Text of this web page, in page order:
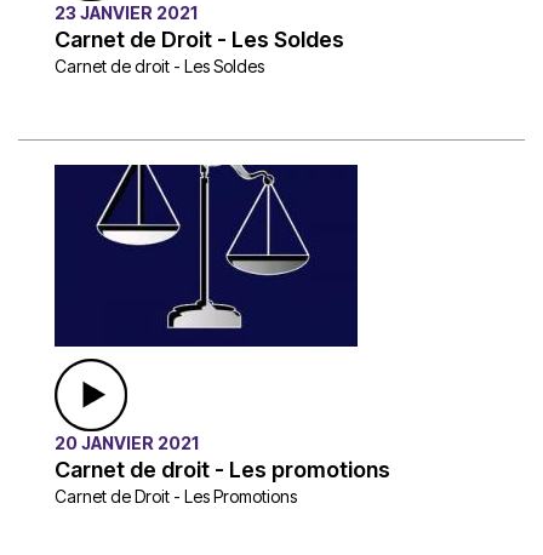
23 JANVIER 2021
Carnet de Droit - Les Soldes
Carnet de droit - Les Soldes
20 JANVIER 2021
Carnet de droit - Les promotions
Carnet de Droit - Les Promotions